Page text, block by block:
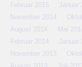
Februar 2015
Januar
November 2014
August 2014
Mai 2014
Februar 2014
Januar
November 2013